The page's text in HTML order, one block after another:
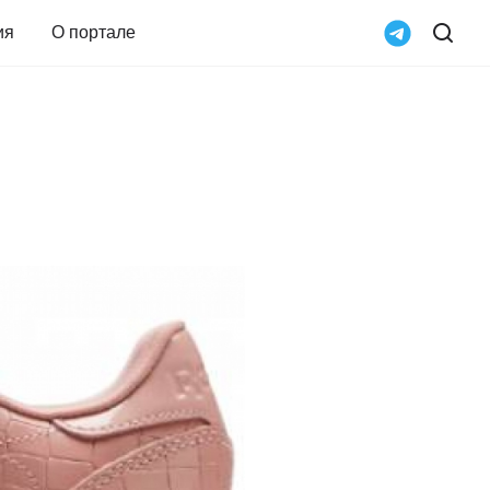
О портале